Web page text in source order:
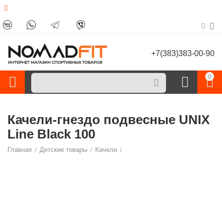
+7(383)383-00-90
0
Качели-гнездо подвесные UNIX
Line Black 100
Главная / Детские товары / Качели /